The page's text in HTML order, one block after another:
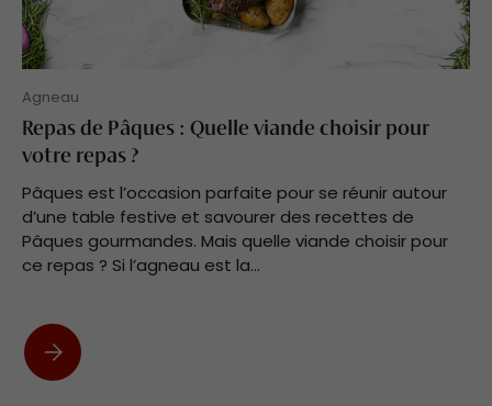
Agneau
Repas de Pâques : Quelle viande choisir pour
votre repas ?
Pâques est l’occasion parfaite pour se réunir autour
d’une table festive et savourer des recettes de
Pâques gourmandes. Mais quelle viande choisir pour
ce repas ? Si l’agneau est la...
Repas de Pâques : Quelle viande choisir pour votre repas ?